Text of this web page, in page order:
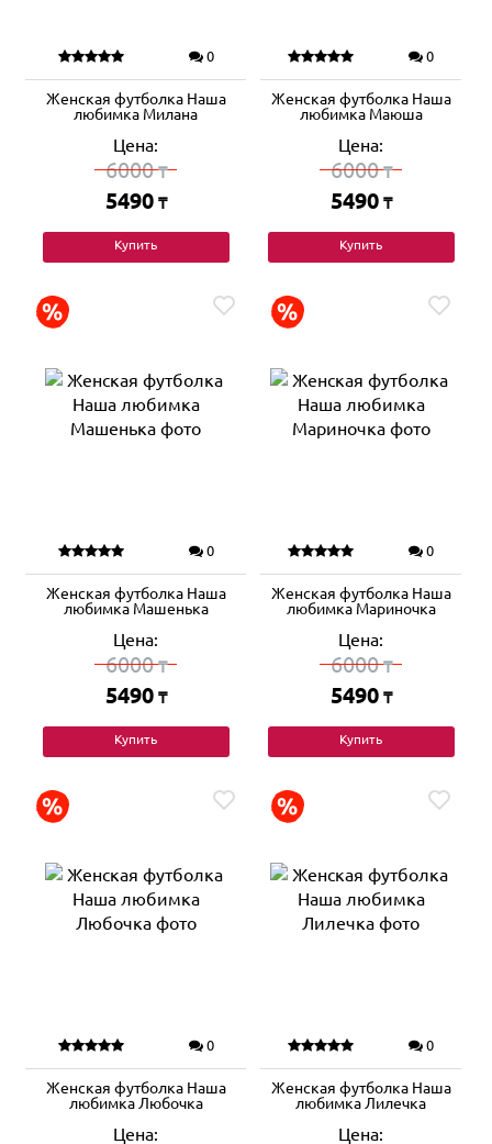
0
Женская футболка Наша
любимка Милана
Цена:
6000₸
5490 ₸
Купить
0
Женская футболка Наша
любимка Маюша
Цена:
6000₸
5490 ₸
Купить
0
Женская футболка Наша
любимка Машенька
Цена:
6000₸
5490 ₸
Купить
0
Женская футболка Наша
любимка Мариночка
Цена:
6000₸
5490 ₸
Купить
0
Женская футболка Наша
любимка Любочка
Цена:
0
Женская футболка Наша
любимка Лилечка
Цена: